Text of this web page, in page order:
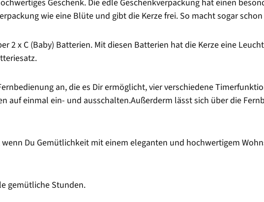
Geschenk. Die edle Geschenkverpackung hat einen
wie eine Blüte und gibt die Kerze frei. So macht sogar
2 x C (Baby) Batterien. Mit diesen Batterien hat die Kerze eine
an, die es Dir ermöglicht, vier verschiedene
auf einmal ein- und ausschalten.Außerderm lässt sich über die
wenn Du Gemütlichkeit mit einem eleganten und hochwertigem
gemütliche Stunden.